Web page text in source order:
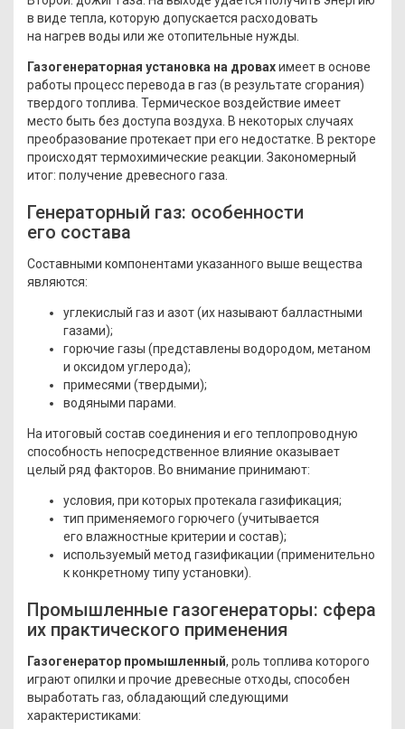
в виде тепла, которую допускается расходовать
на нагрев воды или же отопительные нужды.
Газогенераторная установка на дровахимеет в основе
работы процесс перевода в газ (в результате сгорания)
твердого топлива. Термическое воздействие имеет
место быть без доступа воздуха. В некоторых случаях
преобразование протекает при его недостатке. В ректоре
происходят термохимические реакции. Закономерный
итог: получение древесного газа.
Генераторный газ: особенности
его состава
Составными компонентами указанного выше вещества
являются:
углекислый газ и азот(ихназывают балластными
газами);
горючие газы (представлены водородом, метаном
и оксидом углерода);
примесями (твердыми);
водяными парами.
На итоговый состав соединения и его теплопроводную
способность непосредственное влияние оказывает
целый ряд факторов. Во внимание принимают:
условия, при которых протекала газификация;
тип применяемого горючего (учитывается
его влажностные критерии и состав);
используемый метод газификации (применительно
к конкретному типу установки).
Промышленные газогенераторы: сфера
их практического применения
Газогенератор промышленный, роль топлива которого
играют опилки и прочие древесные отходы, способен
выработать газ, обладающий следующими
характеристиками: